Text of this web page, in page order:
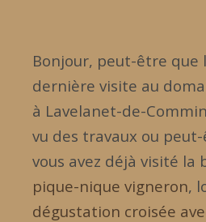
Bonjour, peut-être que
dernière visite au
à Lavelanet-de-
vu des travaux ou
vous avez déjà visité la
pique-nique vigneron,
dégustation croisée